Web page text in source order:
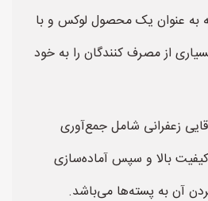
به عنوان یک محصول لوکس و با
از مصرف کنندگان را به خود
زعفرانی شامل جمع‌آوری
بالا و سپس آماده‌سازی
آن به پسته‌ها می‌باشد.